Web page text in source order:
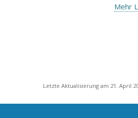
Mehr
Letzte Aktualisierung am 21. April